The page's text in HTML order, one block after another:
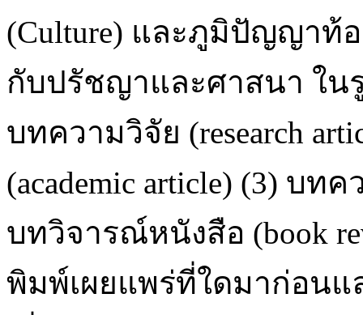
(Culture) และภูมิปัญญาท้
กับปรัชญาและศาสนา ใน
บทความวิจัย (research
(academic article) (3) บท
บทวิจารณ์หนังสือ (book
พิมพ์เผยแพร่ที่ใดมาก่อนแ